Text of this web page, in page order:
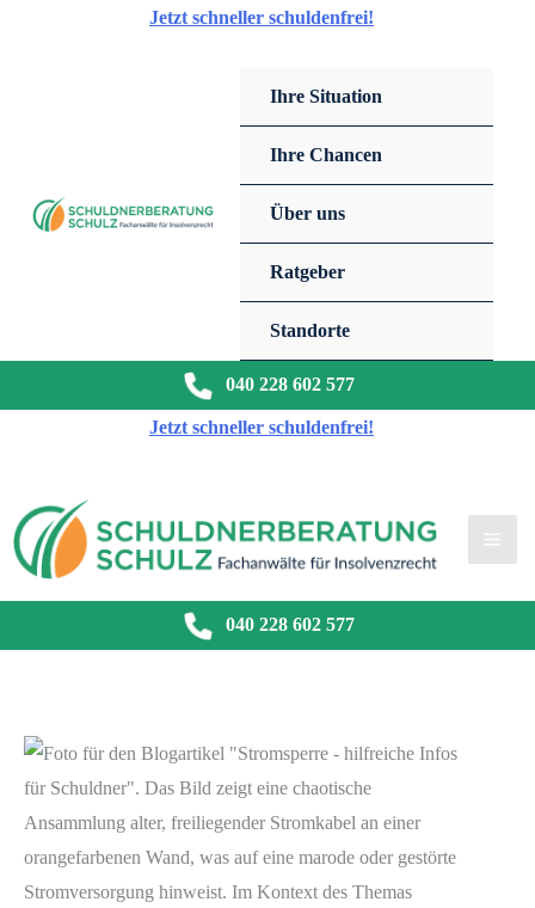
Jetzt schneller schuldenfrei!
Ihre Situation
Ihre Chancen
Über uns
Ratgeber
Standorte
040 228 602 577
Jetzt schneller schuldenfrei!
040 228 602 577